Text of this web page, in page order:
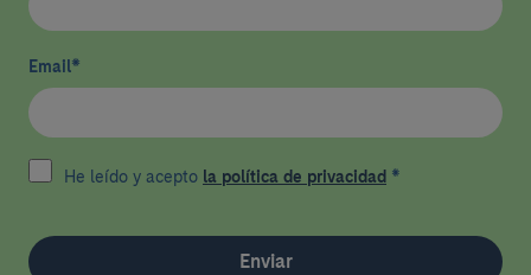
Email*
He leído y acepto la política de privacidad *
Enviar